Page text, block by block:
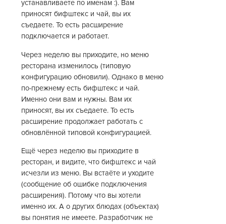
устанавливаете по именам :). Вам
приносят бифштекс и чай, вы их
съедаете. То есть расширение
подключается и работает.
Через неделю вы приходите, но меню
ресторана изменилось (типовую
конфигурацию обновили). Однако в меню
по-прежнему есть бифштекс и чай.
Именно они вам и нужны. Вам их
приносят, вы их съедаете. То есть
расширение продолжает работать с
обновлённой типовой конфигурацией.
Ещё через неделю вы приходите в
ресторан, и видите, что бифштекс и чай
исчезли из меню. Вы встаёте и уходите
(сообщение об ошибке подключения
расширения). Потому что вы хотели
именно их. А о других блюдах (объектах)
вы понятия не имеете. Разработчик не